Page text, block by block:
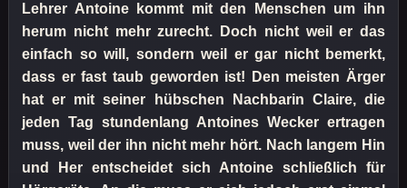
Lehrer Antoine kommt mit den Menschen um ihn
herum nicht mehr zurecht. Doch nicht weil er das
einfach so will, sondern weil er gar nicht bemerkt,
dass er fast taub geworden ist! Den meisten Ärger
hat er mit seiner hübschen Nachbarin Claire, die
jeden Tag stundenlang Antoines Wecker ertragen
muss, weil der ihn nicht mehr hört. Nach langem Hin
und Her entscheidet sich Antoine schließlich für